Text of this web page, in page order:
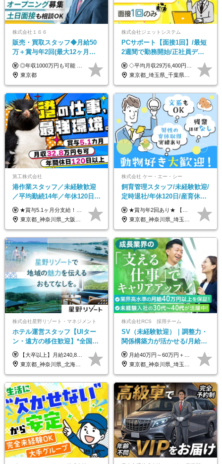
株式会社１６６
販売・買取スタッフ◆月給50
万＋賞与年2回(最大12ヶ月分
支給)◆前職給与保証◆年収
1000万可◆オープニング
◎年収1000万円も可能 ◎複雑な条件やノルマは一切なし！ 頑張った分だけシンプルに還元される給与体系です。 経験者の方には「前職給与保証」をお約束します！ ■月給50万円～80万円（役職手当を含む） ★平均月収：60～70万円程度 ★「〇件以上で支給」といった複雑な条件やノルマの縛りは一切ありません。 お客様に寄り添い、利益が出た分はしっかりとあなたの給与へ還元します！ ※経験・能力を考慮のうえ決定します。 ※試用期間3ヶ月あり。その間の待遇・給与に差異はありません。 ※上記の金額は固定残業代（20時間/5万円～）含んだ金額です。 超過分は別途記載します。
東京都
株式会社ジェットシステム
PCサポート【面接1回】/最短
2週間で勤務開始/正社員デビ
ュー歓迎/未経験9割以上/社員
寮・住宅手当あり
◇平均月収29万6,400円(各種手当含む) ◇住宅手当⇒最大家賃の半額支給 ◇賞与年2回支給 ■月給22万5,000円以上＋地域手当＋時間外手当＋住宅手当＋家族手当 ※経験やスキルに応じて給与を決定します ※試用期間2ヶ月あり（期間内は時給1,060円以上となります） └地域により上がる可能性があり／例：東京都時給1,370円 └その他待遇に差異なし ＜モデル月収例＞ 1年目：296,400円 3年目：320,000円 【固定残業代について】 なし（残業代は、実際の労働時間に応じて別途全額支給）
東京都_埼玉県_千葉県_愛知県_北海道_群馬県_長野県_富山県_石川県_静岡県_香川県_高知県_熊本県_長崎県_沖縄県
第工株式会社
港作業スタッフ／未経験歓迎
／平均勤続14年／年休120日以
上／食事手当・家族手当あり
／賞与5.1ヶ月分
★賞与5.1ヶ月分支給！ ★入社3年目・30代で年収730万円の先輩も活躍中！ ★入社1年目・20代で月収29万円の実績あり 月給：22.5万円～30.5万円＋各種手当＋賞与年2回＋残業代全額支給 ※経験・能力などを考慮のうえ決定します ※上記月給には食事手当(5000円／月）を含みます ※残業代は分単位で100％支給いたします ※試用期間3ヶ月。その間の給与・待遇に差異はありません 【月収例】 ◆33.5万円／31歳 入社7か月 ◆38.5万円／32歳 入社1年目 ◆48.4万円／44歳 入社12年目 ※経験・能力などを考慮のうえ決定 ※月収・給与例には休日手当も含みます 【手当詳細】 ◆交通費規定支給（上限3万5000円／月） ◆時間外手当全額支給 ◆休日出勤手当 ◆港湾住宅あり（1R・2万円台～） ◆資格取得支援制度：全額負担 ◆地域手当：関東地区1万円／月
東京都_神奈川県_大阪府_愛知県_兵庫県
株式会社 ケー・エー・シー
飼育管理スタッフ/未経験歓迎/
定時退社/年休120日/産育休実
績あり/連休取得OK/賞与年2
回/急募求人
★賞与年2回あり★ 【未経験の方】月給20万7,750円～＋賞与年2回＋残業代全額支給＋交通費支給 【生物系大卒の方】月給21万3,750円～＋賞与年2回＋残業代全額支給＋交通費支給 ★手当が充実★ ・資格手当（実験動物技術者2級：月3,000円、1級：月7,000円） ・家族手当 ・住宅費用補助（転居を伴う転勤の場合：最大5年間支給） ・残業代全額支給 ※入社5年目程度で賞与4.6ヶ月分の支給実績あり ※月給の金額は、能力やスキルを考慮して決定します ※試用期間6ヶ月あり（雇用形態・給与・待遇に差異なし）
東京都_神奈川県_埼玉県_大阪府_愛知県_茨城県_三重県_京都府_佐賀県
株式会社星野リゾート・マネジメント
ホテル運営スタッフ【UIター
ン・遠方の移住歓迎】*全国募
集*週休3日/年休161日可*未経
験OK*新規開業あり
【大卒以上】月給240,800円以上+賞与2回+各種手当 【短大・専門学校卒】月給204,400円以上+賞与2回+各種手当 【上記以外】月給187,000円以上+賞与2回+各種手当 ※経験、資格、能力等を考慮の上、決定いたします ※残業代全額支給 ※試用期間3ヶ月（条件変更なし）
東京都_神奈川県_北海道_青森県_山形県_福島県_栃木県_群馬県_山梨県_長野県_石川県_静岡県_岐阜県_京都府_広島県_島根県_山口県_高知県_長崎県_大分県_鹿児島県_沖縄県
株式会社RCS 採用チーム
SV（未経験歓迎）｜調整力・
関係構築力が活かせる/月給40
万円以上/30～40代活躍中/6か
月間の研修充実
月給40万円～60万円＋各種手当＋業績賞与 ◎経験や能力等を考慮し、優遇いたします！ ◎成果により業績賞与を年2回支給します！ 上記月給には、固定残業代として 「60,800円～95,000円（28時間分）」を含む。 超過分は別途全額支給します。
東京都_神奈川県_埼玉県_千葉県_大阪府_愛知県_北海道_青森県_岩手県_宮城県_秋田県_山形県_福島県_茨城県_栃木県_群馬県_新潟県_山梨県_長野県_富山県_石川県_福井県_静岡県_岐阜県_三重県_兵庫県_京都府_滋賀県_奈良県_和歌山県_広島県_岡山県_鳥取県_島根県_山口県_徳島県_香川県_愛媛県_高知県_福岡県_熊本県_佐賀県_長崎県_大分県_宮崎県_鹿児島県_沖縄県